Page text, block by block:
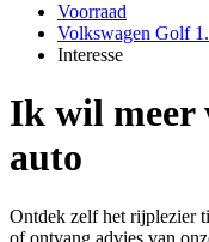
Voorraad
Volkswagen Golf
Interesse
Ik wil meer
auto
Ontdek zelf het rijplezier
of ontvang advies van